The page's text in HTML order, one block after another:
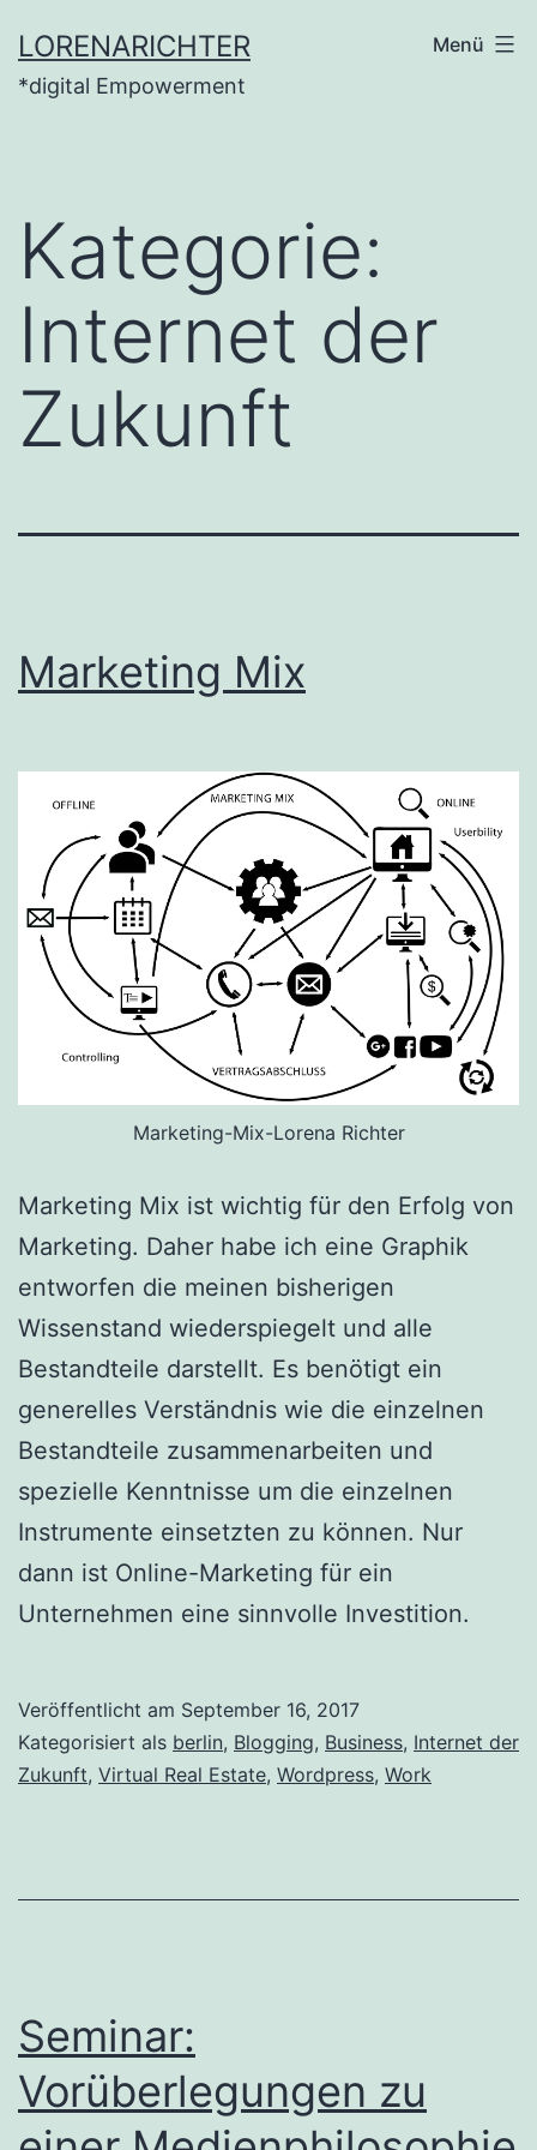
Inhalt
springen
LORENARICHTER
*digital Empowerment
Menü
Kategorie:
Internet der
Zukunft
Marketing Mix
Marketing-Mix-Lorena Richter
Marketing Mix ist wichtig für den Erfolg von
Marketing. Daher habe ich eine Graphik
entworfen die meinen bisherigen
Wissenstand wiederspiegelt und alle
Bestandteile darstellt. Es benötigt ein
generelles Verständnis wie die einzelnen
Bestandteile zusammenarbeiten und
spezielle Kenntnisse um die einzelnen
Instrumente einsetzten zu können. Nur
dann ist Online-Marketing für ein
Unternehmen eine sinnvolle Investition.
Veröffentlicht am September 16, 2017
Kategorisiert als berlin, Blogging, Business, Internet der
Zukunft, Virtual Real Estate, Wordpress, Work
Seminar:
Vorüberlegungen zu